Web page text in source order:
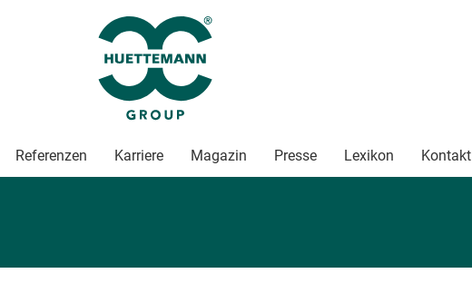
Referenzen Karriere Magazin Presse Lexikon Kontakt